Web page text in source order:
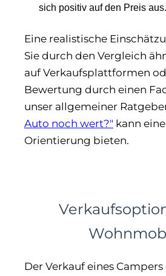
sich positiv auf den Preis aus.
Eine realistische
Sie durch den Vergleich
auf Verkaufsplattformen
Bewertung durch einen
unser allgemeiner
Auto noch wert?" kann
Orientierung bieten.
Der Verkauf eines